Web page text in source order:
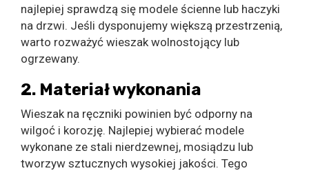
najlepiej sprawdzą się modele ścienne lub haczyki
na drzwi. Jeśli dysponujemy większą przestrzenią,
warto rozważyć wieszak wolnostojący lub
ogrzewany.
2. Materiał wykonania
Wieszak na ręczniki powinien być odporny na
wilgoć i korozję. Najlepiej wybierać modele
wykonane ze stali nierdzewnej, mosiądzu lub
tworzyw sztucznych wysokiej jakości. Tego